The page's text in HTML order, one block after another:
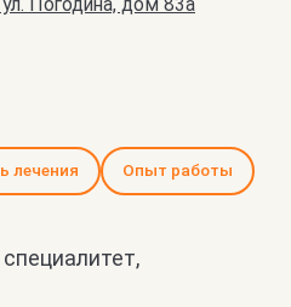
лечения Опыт работы